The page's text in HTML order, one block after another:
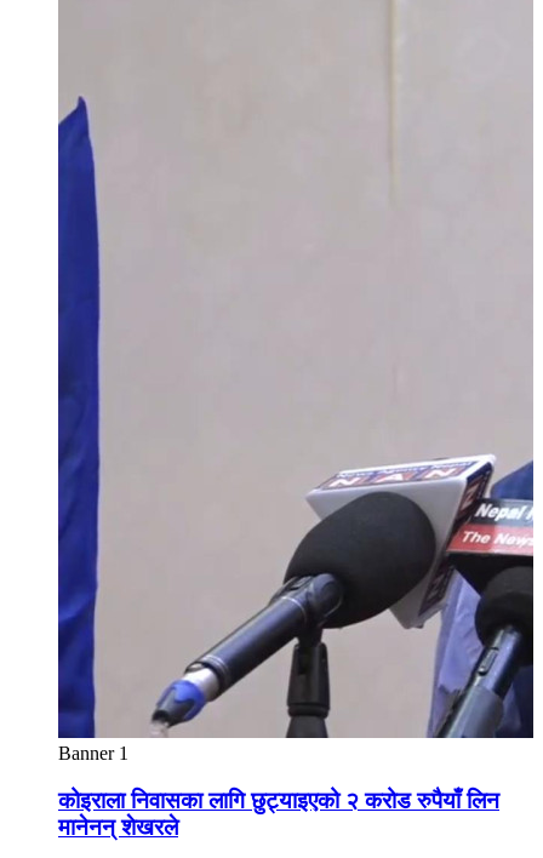
Banner 1
कोइराला निवासका लागि छुट्याइएको २ करोड रुपैयाँ लिन
मानेनन् शेखरले